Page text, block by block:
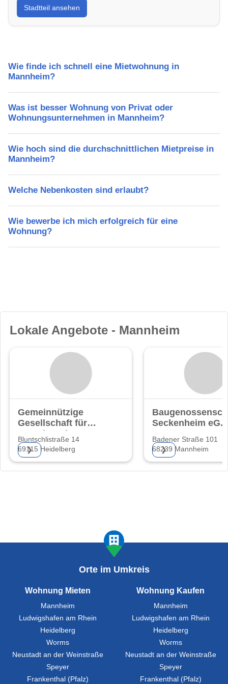
Lebensqualität, Verkehrsanbindung, Schulen,
Freizeitmöglichkeiten und Mietpreise.
Stadtteil ansehen
Wie finde ich schnell eine Mietwohnung in
Mannheim?
Was ist besser Wohnung von Privat oder
Wohnungsunternehmen in Mannheim?
Wie hoch sind die durchschnittlichen Mietpreise in
Mannheim?
Welche Nebenkosten sind erlaubt?
Wie bewerbe ich mich erfolgreich für eine
Wohnung?
Lokale Angebote - Mannheim
Gemeinnützige
Gesellschaft für
Grund- und
Bluntschlistraße 14
69115 Heidelberg
❯
Seckenheim eG.
Badener Straße 101
68239 Mannheim
❯
Orte im Umkreis
Wohnung Mieten
Mannheim
Ludwigshafen am Rhein
Heidelberg
Worms
Neustadt an der Weinstraße
Speyer
Frankenthal (Pfalz)
Wohnung Kaufen
Mannheim
Ludwigshafen am Rhein
Heidelberg
Worms
Neustadt an der Weinstraße
Speyer
Frankenthal (Pfalz)